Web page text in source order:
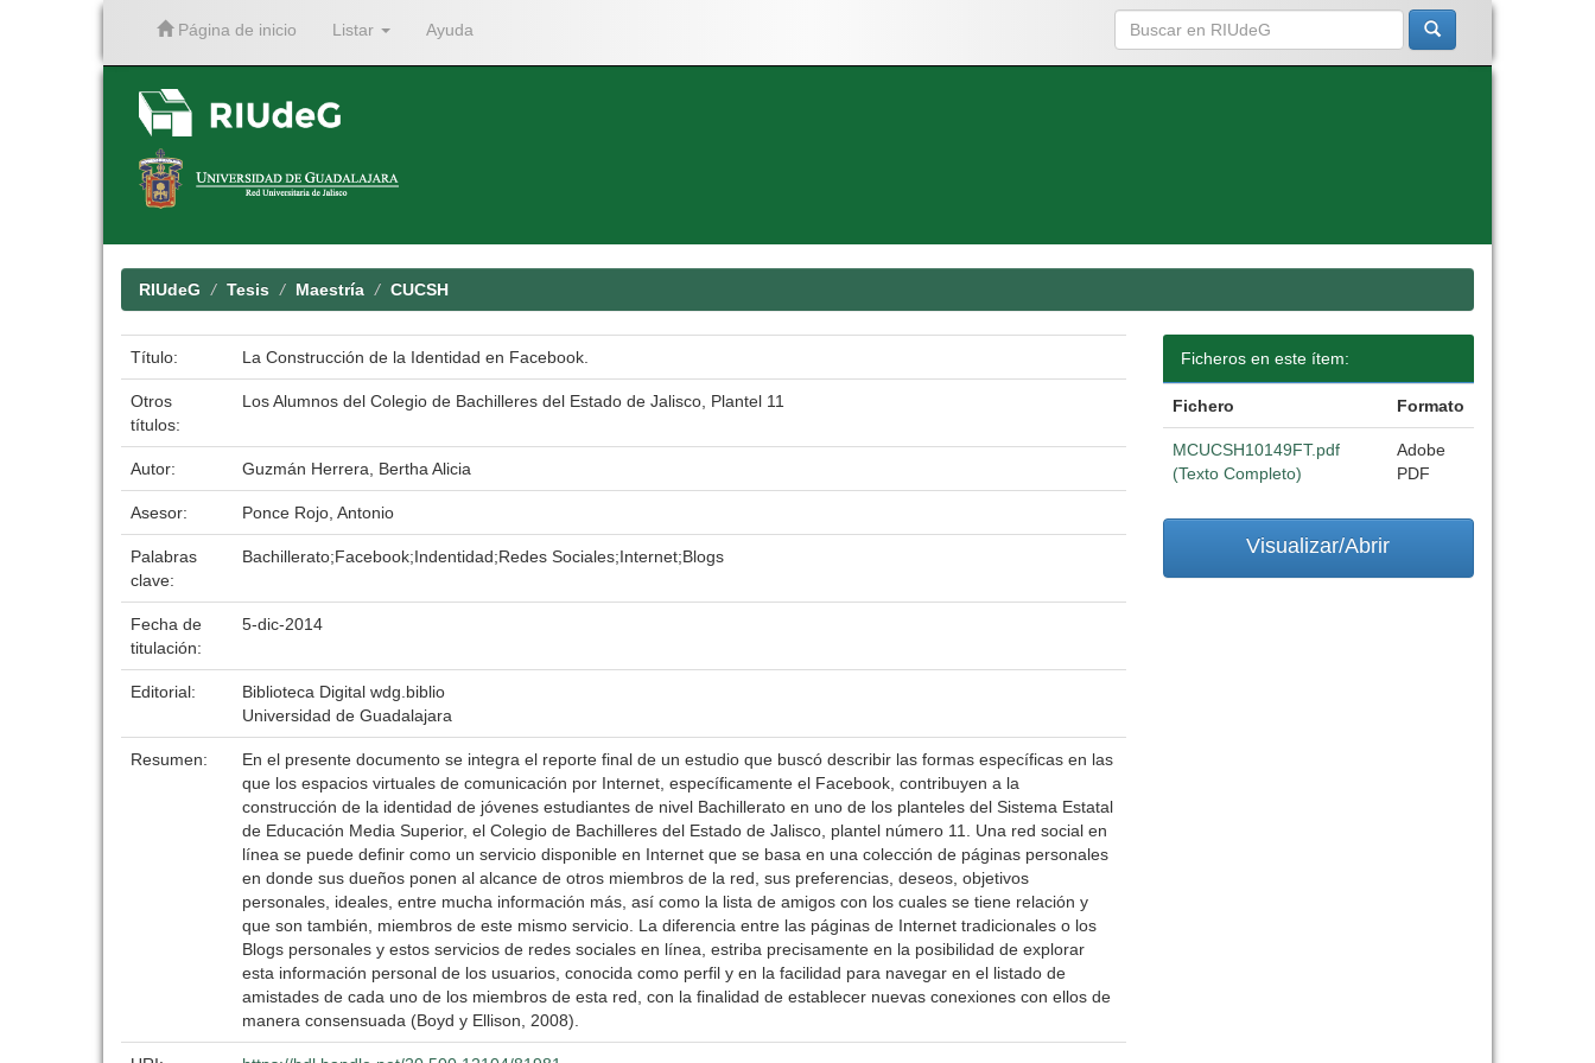
Página de inicio Listar Ayuda
RIUdeG Tesis Maestría CUCSH
Título: La Construcción de la Identidad en Facebook.
Otros
títulos:
Los Alumnos del Colegio de Bachilleres del Estado de Jalisco, Plantel 11
Autor: Guzmán Herrera, Bertha Alicia
Asesor: Ponce Rojo, Antonio
Palabras
clave:
Bachillerato;Facebook;Indentidad;Redes Sociales;Internet;Blogs
Fecha de
titulación:
5-dic-2014
Editorial:
Biblioteca Digital wdg.biblio
Universidad de Guadalajara
Resumen:
En el presente documento se integra el reporte final de un estudio que buscó describir las formas específicas en las
que los espacios virtuales de comunicación por Internet, específicamente el Facebook, contribuyen a la
construcción de la identidad de jóvenes estudiantes de nivel Bachillerato en uno de los planteles del Sistema Estatal
de Educación Media Superior, el Colegio de Bachilleres del Estado de Jalisco, plantel número 11. Una red social en
línea se puede definir como un servicio disponible en Internet que se basa en una colección de páginas personales
en donde sus dueños ponen al alcance de otros miembros de la red, sus preferencias, deseos, objetivos
personales, ideales, entre mucha información más, así como la lista de amigos con los cuales se tiene relación y
que son también, miembros de este mismo servicio. La diferencia entre las páginas de Internet tradicionales o los
Blogs personales y estos servicios de redes sociales en línea, estriba precisamente en la posibilidad de explorar
esta información personal de los usuarios, conocida como perfil y en la facilidad para navegar en el listado de
amistades de cada uno de los miembros de esta red, con la finalidad de establecer nuevas conexiones con ellos de
manera consensuada (Boyd y Ellison, 2008).
Ficheros en este ítem:
Fichero Formato
MCUCSH10149FT.pdf
(Texto Completo)
Adobe
PDF
Visualizar/Abrir